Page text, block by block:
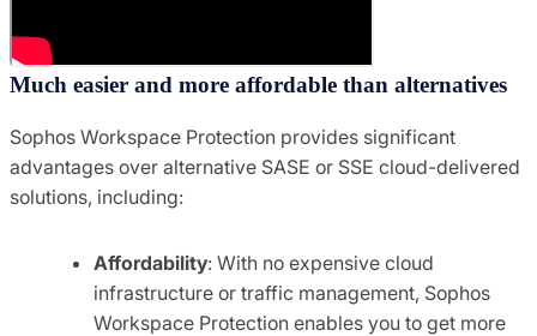
Much easier and more affordable than alternatives
Sophos Workspace Protection provides significant
advantages over alternative SASE or SSE cloud-delivered
solutions, including:
Affordability: With no expensive cloud
infrastructure or traffic management, Sophos
Workspace Protection enables you to get more